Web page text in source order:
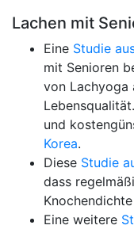
Lachen mit
Eine Studie
mit Senioren
von Lachyoga
und
Korea.
Diese Studie
dass
Eine weitere